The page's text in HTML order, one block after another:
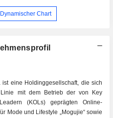
Chart
ist eine Holdinggesellschaft, die sich
mit dem Betrieb der von Key
(KOLs) geprägten Online-
Mode und Lifestyle „Mogujie“ sowie